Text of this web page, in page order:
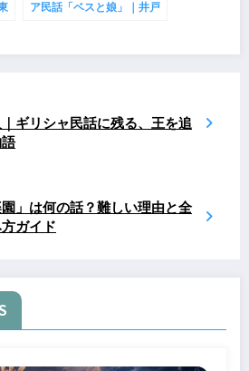
ア民話「ベスと娘」｜井戸
ギリシャ民話に残る、王を追
」は何の話？難しい理由と全
ガイド